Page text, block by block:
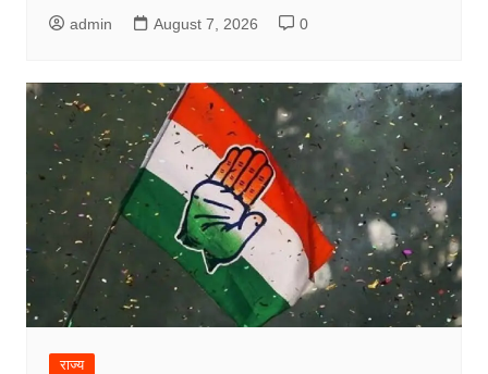
admin August 7, 2026 0
राज्य